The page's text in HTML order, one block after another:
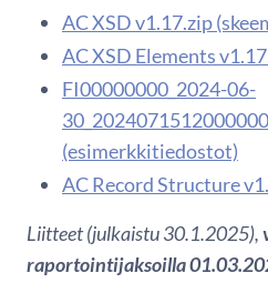
AC XSD v1.17.zip
AC XSD Elements
FI00000000_2024-06-
(esimerkkitiedostot)
AC Record Structure
Liitteet (julkaistu 30.1.2025),
raportointijaksoilla